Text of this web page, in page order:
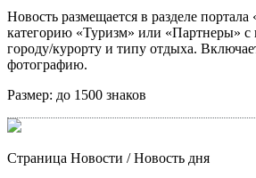
Новость размещается в разделе
категорию «Туризм» или «Партнеры» с
городу/курорту и типу отдыха.
фотографию.
Размер: до 1500 знаков
Страница Новости / Новость дня